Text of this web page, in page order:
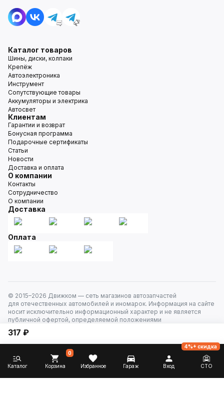
317 ₽
Каталог товаров
Шины, диски, колпаки
Крепёж
Автоэлектроника
Инструмент
Сопутствующие товары
Аккумуляторы и электрика
Автосвет
Клиентам
Гарантии и возврат
Бонусная программа
Подарочные сертификаты
Статьи
Новости
Доставка и оплата
О компании
Контакты
Сотрудничество
О компании
Доставка
Оплата
© 2015–2026 Движком — сеть магазинов автозапчастей
для отечественных автомобилей и иномарок. Информация на сайте
носит исключительно информационный характер и не является
публичной офертой, определяемой положениями
Каталог Корзина
0
Избранное Гараж Вход СТО
4%+ скидка